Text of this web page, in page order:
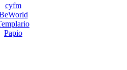
cyfm
Papio